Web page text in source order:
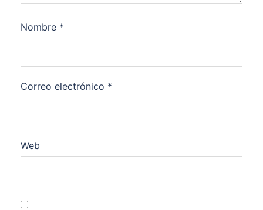
Nombre *
Correo electrónico *
Web